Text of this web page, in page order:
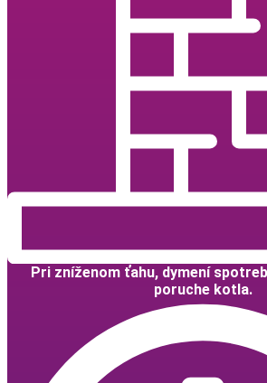
Pri zníženom ťahu, dymení
poruche kotla.